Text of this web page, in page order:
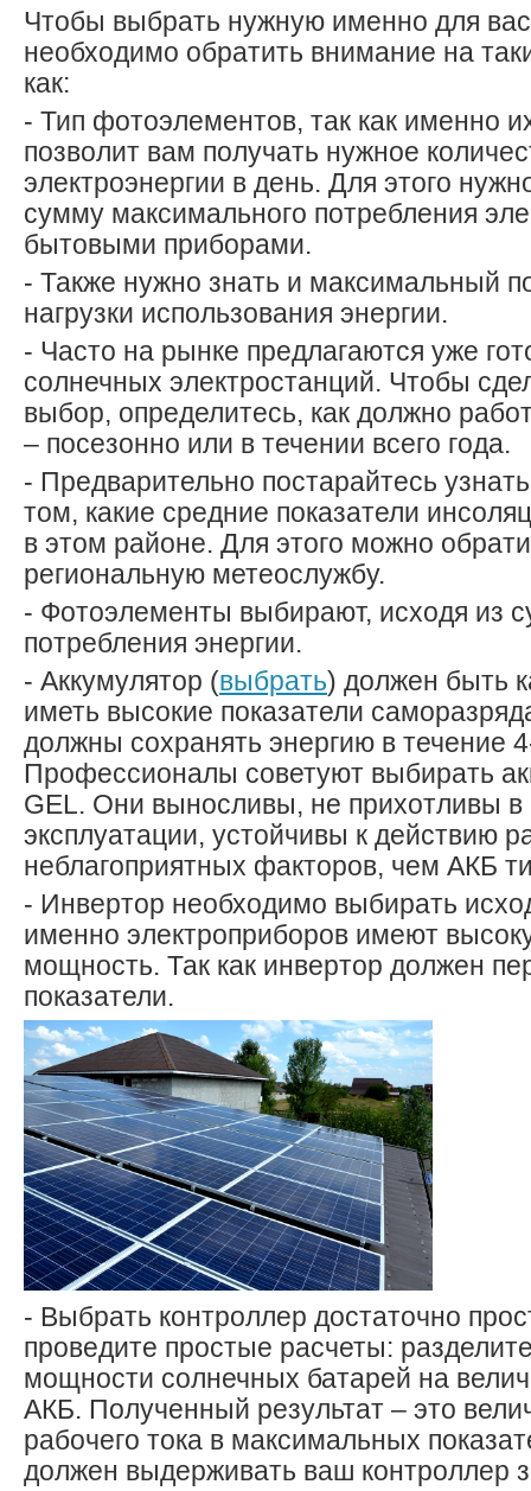
Чтобы выбрать нужную именно для
необходимо обратить внимание на
как:
- Тип фотоэлементов, так как именно
позволит вам получать нужное
электроэнергии в день. Для этого
сумму максимального потребления
бытовыми приборами.
- Также нужно знать и максимальный
нагрузки использования энергии.
- Часто на рынке предлагаются уже
солнечных электростанций. Чтобы
выбор, определитесь, как должно
– посезонно или в течении всего года.
- Предварительно постарайтесь
том, какие средние показатели
в этом районе. Для этого можно
региональную метеослужбу.
- Фотоэлементы выбирают, исходя из
потребления энергии.
- Аккумулятор (выбрать) должен быть
иметь высокие показатели
должны сохранять энергию в течение
Профессионалы советуют выбирать
GEL. Они выносливы, не прихотливы в
эксплуатации, устойчивы к действию
неблагоприятных факторов, чем АКБ
- Инвертор необходимо выбирать
именно электроприборов имеют
мощность. Так как инвертор должен
показатели.
- Выбрать контроллер достаточно
проведите простые расчеты:
мощности солнечных батарей на
АКБ. Полученный результат – это
рабочего тока в максимальных
должен выдерживать ваш контроллер